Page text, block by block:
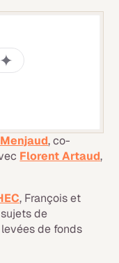
, co-
Florent Artaud,
, François et
de
de fonds